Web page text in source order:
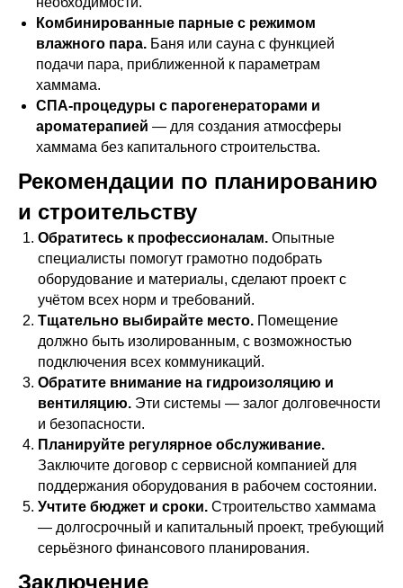
Комбинированные парные с режимом
влажного пара. Баня или сауна с функцией
подачи пара, приближенной к параметрам
хаммама.
СПА-процедуры с парогенераторами и
ароматерапией — для создания атмосферы
хаммама без капитального строительства.
Рекомендации по планированию
и строительству
Обратитесь к профессионалам. Опытные
специалисты помогут грамотно подобрать
оборудование и материалы, сделают проект с
учётом всех норм и требований.
Тщательно выбирайте место. Помещение
должно быть изолированным, с возможностью
подключения всех коммуникаций.
Обратите внимание на гидроизоляцию и
вентиляцию. Эти системы — залог долговечности
и безопасности.
Планируйте регулярное обслуживание.
Заключите договор с сервисной компанией для
поддержания оборудования в рабочем состоянии.
Учтите бюджет и сроки. Строительство хаммама
— долгосрочный и капитальный проект, требующий
серьёзного финансового планирования.
Заключение